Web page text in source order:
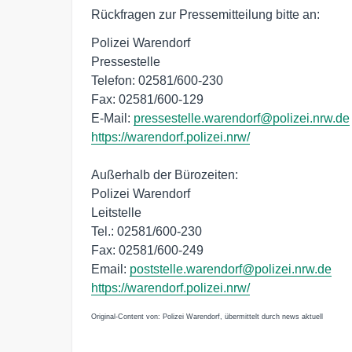
Rückfragen zur Pressemitteilung bitte an:
Polizei Warendorf
Pressestelle
Telefon: 02581/600-230
Fax: 02581/600-129
E-Mail: pressestelle.warendorf@polizei.nrw.de
https://warendorf.polizei.nrw/
Außerhalb der Bürozeiten:
Polizei Warendorf
Leitstelle
Tel.: 02581/600-230
Fax: 02581/600-249
Email: poststelle.warendorf@polizei.nrw.de
https://warendorf.polizei.nrw/
Original-Content von: Polizei Warendorf, übermittelt durch news aktuell